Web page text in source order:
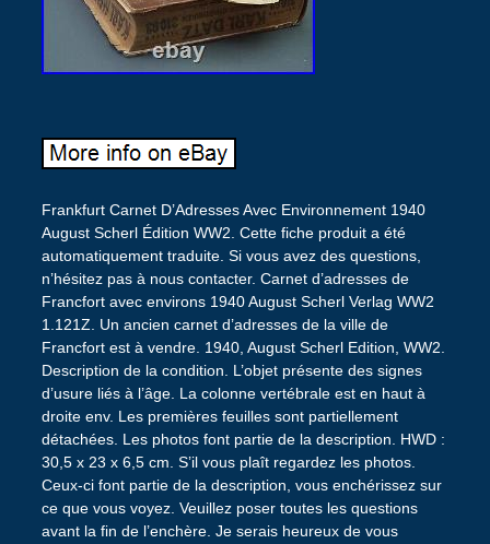
Frankfurt Carnet D’Adresses Avec Environnement 1940
August Scherl Édition WW2. Cette fiche produit a été
automatiquement traduite. Si vous avez des questions,
n’hésitez pas à nous contacter. Carnet d’adresses de
Francfort avec environs 1940 August Scherl Verlag WW2
1.121Z. Un ancien carnet d’adresses de la ville de
Francfort est à vendre. 1940, August Scherl Edition, WW2.
Description de la condition. L’objet présente des signes
d’usure liés à l’âge. La colonne vertébrale est en haut à
droite env. Les premières feuilles sont partiellement
détachées. Les photos font partie de la description. HWD :
30,5 x 23 x 6,5 cm. S’il vous plaît regardez les photos.
Ceux-ci font partie de la description, vous enchérissez sur
ce que vous voyez. Veuillez poser toutes les questions
avant la fin de l’enchère. Je serais heureux de vous